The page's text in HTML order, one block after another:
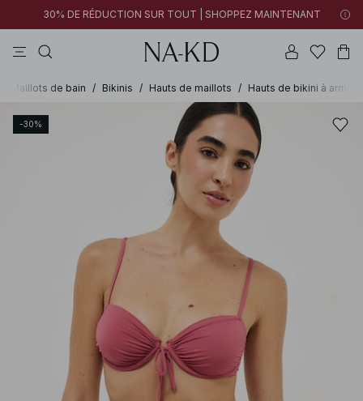
30% DE RÉDUCTION SUR TOUT | SHOPPEZ MAINTENANT
Maillots de bain / Bikinis / Hauts de maillots / Hauts de bikini à
-30%